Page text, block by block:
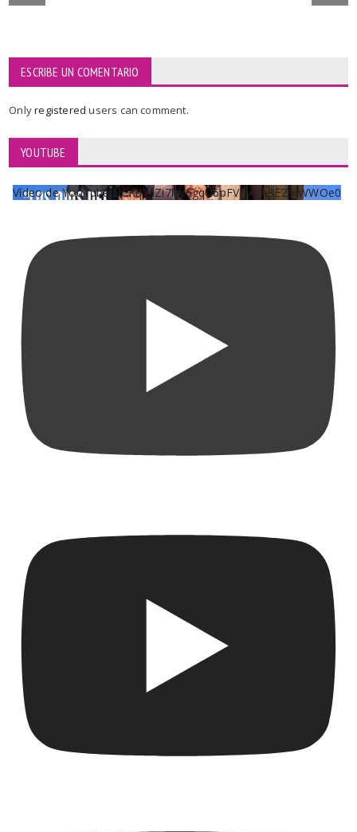
ESCRIBE UN COMENTARIO
Onlyregisteredusers can comment.
YOUTUBE
Vídeo de YouTube UCKqYjiZi7lzy6gqU6pFVFiA_A3EZ9JWWOe0